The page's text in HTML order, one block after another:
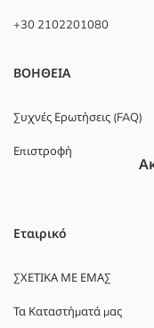
+30 2102201080
ΒΟΗΘΕΙΑ
Συχνές Ερωτήσεις (FAQ)
Επιστροφή
Εταιρικό
ΣΧΕΤΙΚΑ ΜΕ ΕΜΑΣ
Τα Καταστήματά μας